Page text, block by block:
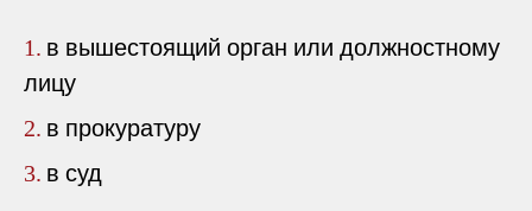
1. в вышестоящий орган или должностному
лицу
2. в прокуратуру
3. в суд